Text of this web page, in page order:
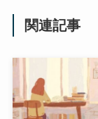
関連記事